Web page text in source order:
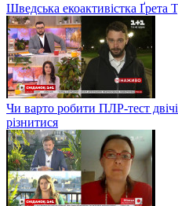
Шведська екоактивістка Ґрета
Чи варто робити ПЛР-тест
різнитися